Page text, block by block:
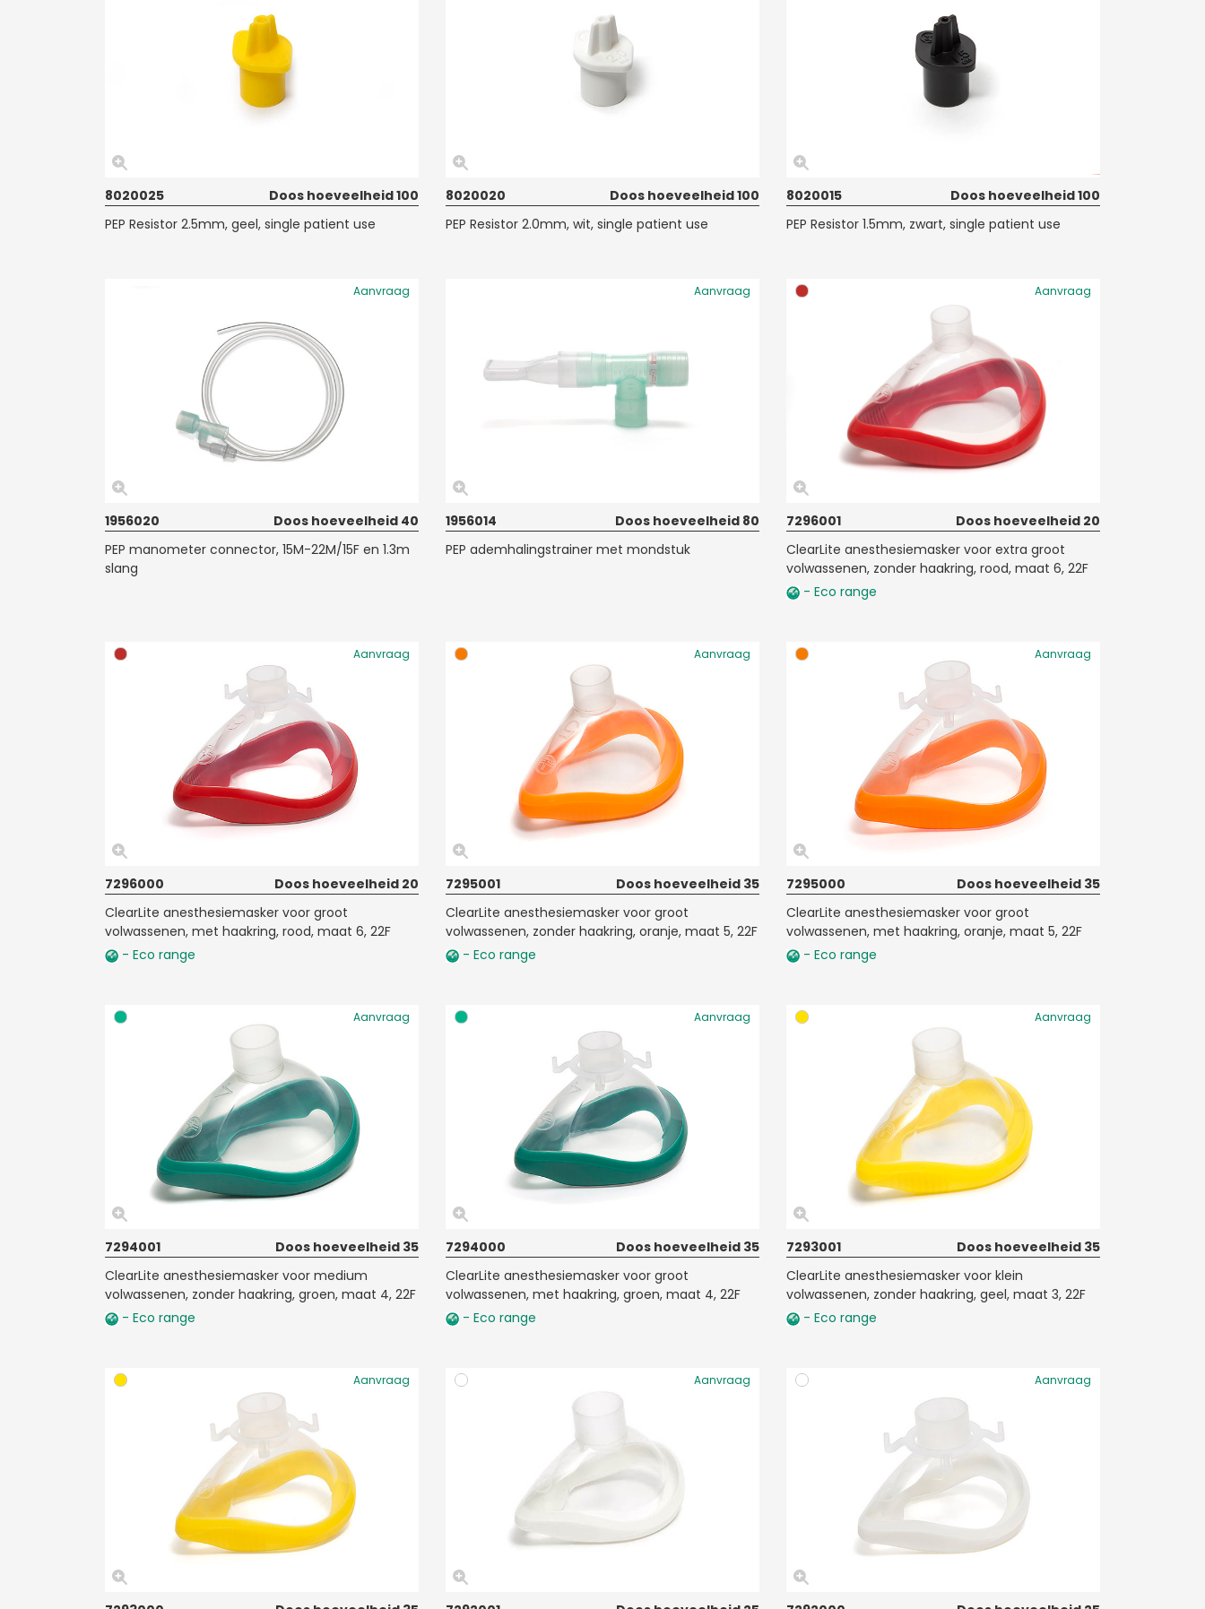
8020025
Doos hoeveelheid 100
PEP Resistor 2.5mm, geel, single patient use
8020020
Doos hoeveelheid 100
PEP Resistor 2.0mm, wit, single patient use
8020015
Doos hoeveelheid 100
PEP Resistor 1.5mm, zwart, single patient use
Aanvraag
1956020
Doos hoeveelheid 40
PEP manometer connector, 15M-22M/15F en 1.3m
slang
Aanvraag
1956014
Doos hoeveelheid 80
PEP ademhalingstrainer met mondstuk
Aanvraag
7296001
Doos hoeveelheid 20
ClearLite anesthesiemasker voor extra groot
volwassenen, zonder haakring, rood, maat 6, 22F
- Eco range
Aanvraag
7296000
Doos hoeveelheid 20
ClearLite anesthesiemasker voor groot
volwassenen, met haakring, rood, maat 6, 22F
- Eco range
Aanvraag
7295001
Doos hoeveelheid 35
ClearLite anesthesiemasker voor groot
volwassenen, zonder haakring, oranje, maat 5, 22F
- Eco range
Aanvraag
7295000
Doos hoeveelheid 35
ClearLite anesthesiemasker voor groot
volwassenen, met haakring, oranje, maat 5, 22F
- Eco range
Aanvraag
7294001
Doos hoeveelheid 35
ClearLite anesthesiemasker voor medium
volwassenen, zonder haakring, groen, maat 4, 22F
- Eco range
Aanvraag
7294000
Doos hoeveelheid 35
ClearLite anesthesiemasker voor groot
volwassenen, met haakring, groen, maat 4, 22F
- Eco range
Aanvraag
7293001
Doos hoeveelheid 35
ClearLite anesthesiemasker voor klein
volwassenen, zonder haakring, geel, maat 3, 22F
- Eco range
Aanvraag Aanvraag Aanvraag